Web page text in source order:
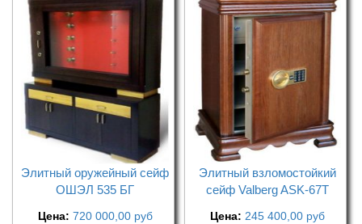
Элитный оружейный сейф
ОШЭЛ 535 БГ
Цена: 720 000,00 руб
Элитный взломостойкий
сейф Valberg ASK-67T
Цена: 245 400,00 руб